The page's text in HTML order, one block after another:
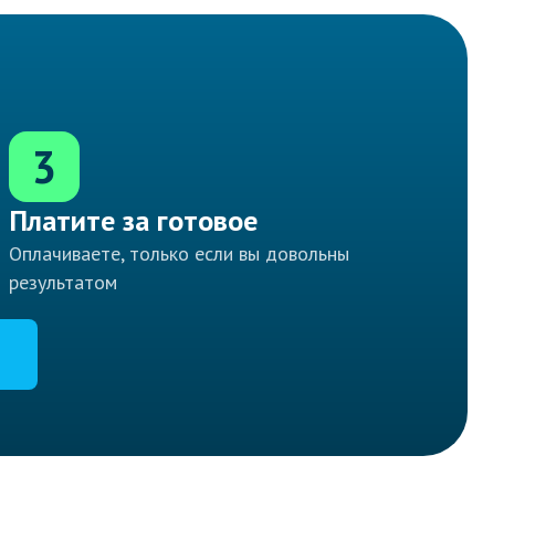
3
Платите за готовое
Оплачиваете, только если вы довольны
результатом